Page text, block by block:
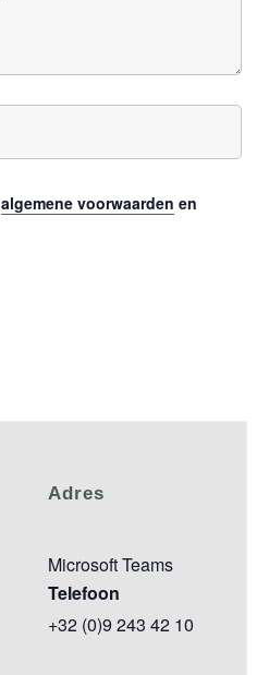
algemene voorwaarden en
Adres
Microsoft Teams
Telefoon
+32 (0)9 243 42 10